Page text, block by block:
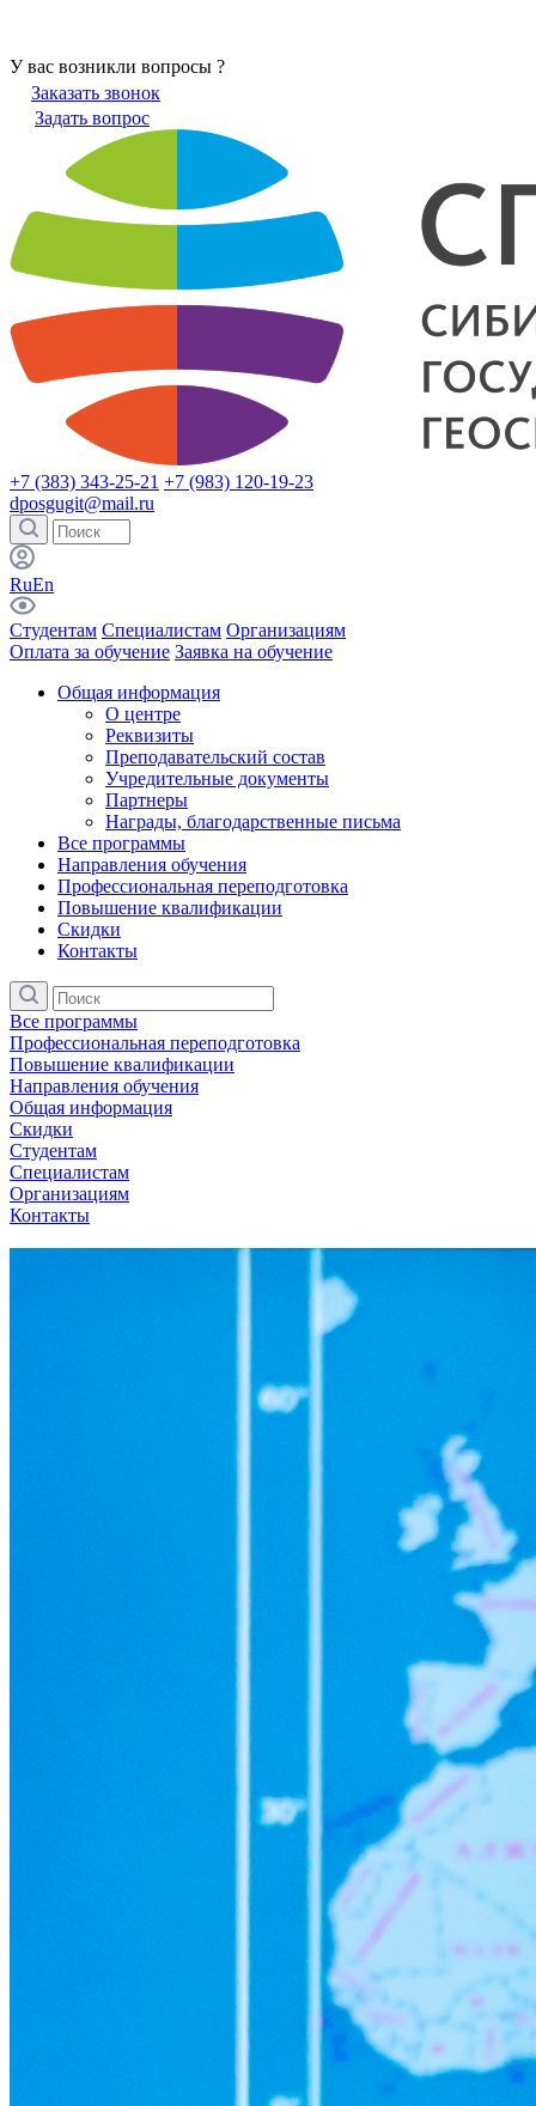
У вас возникли вопросы ?
Заказать звонок
Задать вопрос
+7 (383) 343-25-21 +7 (983) 120-19-23
dposgugit@mail.ru
RuEn
Студентам Специалистам Организациям
Оплата за обучение Заявка на обучение
Общая информация
О центре
Реквизиты
Преподавательский состав
Учредительные документы
Партнеры
Награды, благодарственные письма
Все программы
Направления обучения
Профессиональная переподготовка
Повышение квалификации
Скидки
Контакты
Все программы
Профессиональная переподготовка
Повышение квалификации
Направления обучения
Общая информация
Скидки
Студентам
Специалистам
Организациям
Контакты